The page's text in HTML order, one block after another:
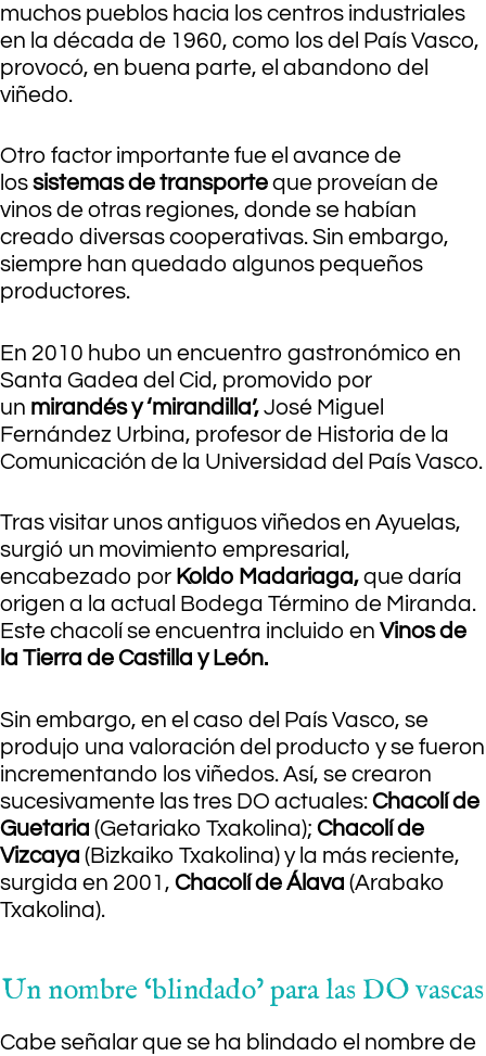
muchos pueblos hacia los centros industriales
en la década de 1960, como los del País Vasco,
provocó, en buena parte, el abandono del
viñedo.
Otro factor importante fue el avance de
lossistemas de transporteque proveían de
vinos de otras regiones, donde se habían
creado diversas cooperativas. Sin embargo,
siempre han quedado algunos pequeños
productores.
En 2010 hubo un encuentro gastronómico en
Santa Gadea del Cid, promovido por
un mirandés y ‘mirandilla’,José Miguel
Fernández Urbina, profesor de Historia de la
Comunicación de la Universidad del País Vasco.
Tras visitar unos antiguos viñedos en Ayuelas,
surgió un movimiento empresarial,
encabezado por Koldo Madariaga,que daría
origen a la actual Bodega Término de Miranda.
Este chacolí se encuentra incluido en Vinos de
la Tierra de Castilla y León.
Sin embargo, en el caso del País Vasco, se
produjo una valoración del producto y se fueron
incrementando los viñedos. Así, se crearon
sucesivamente las tres DO actuales:Chacolí de
Guetaria (Getariako Txakolina); Chacolí de
Vizcaya (Bizkaiko Txakolina) y la más reciente,
surgida en 2001, Chacolí de Álava (Arabako
Txakolina).
Un nombre ‘blindado’ para las DO vascas
Cabe señalar que se ha blindado el nombre de